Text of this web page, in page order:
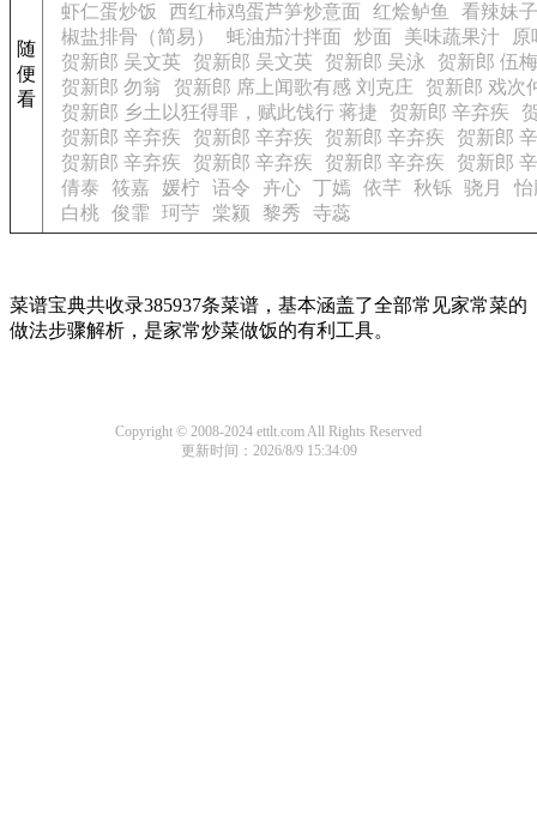
随
便
看
虾仁蛋炒饭
西红柿鸡蛋芦笋炒意面 红烩鲈鱼
看辣妹
椒盐排骨（简易）
蚝油茄汁拌面 炒面 美味蔬果汁
原
贺新郎 吴文英
贺新郎 吴文英 贺新郎 吴泳
贺新郎 伍
贺新郎 勿翁
贺新郎 席上闻歌有感 刘克庄
贺新郎 戏次
贺新郎 乡土以狂得罪，赋此饯行 蒋捷
贺新郎 辛弃疾
贺新郎 辛弃疾
贺新郎 辛弃疾 贺新郎 辛弃疾
贺新郎
贺新郎 辛弃疾
贺新郎 辛弃疾 贺新郎 辛弃疾
贺新郎
倩泰
筱嘉 媛柠 语令 卉心 丁嫣 依芊 秋铄 骁月
怡
白桃 俊霏 珂苧 棠颍 黎秀 寺蕊
菜谱宝典共收录385937条菜谱，基本涵盖了全部常见家常菜的
做法步骤解析，是家常炒菜做饭的有利工具。
Copyright © 2008-2024 ettlt.com All Rights Reserved
更新时间：2026/8/9 15:34:09